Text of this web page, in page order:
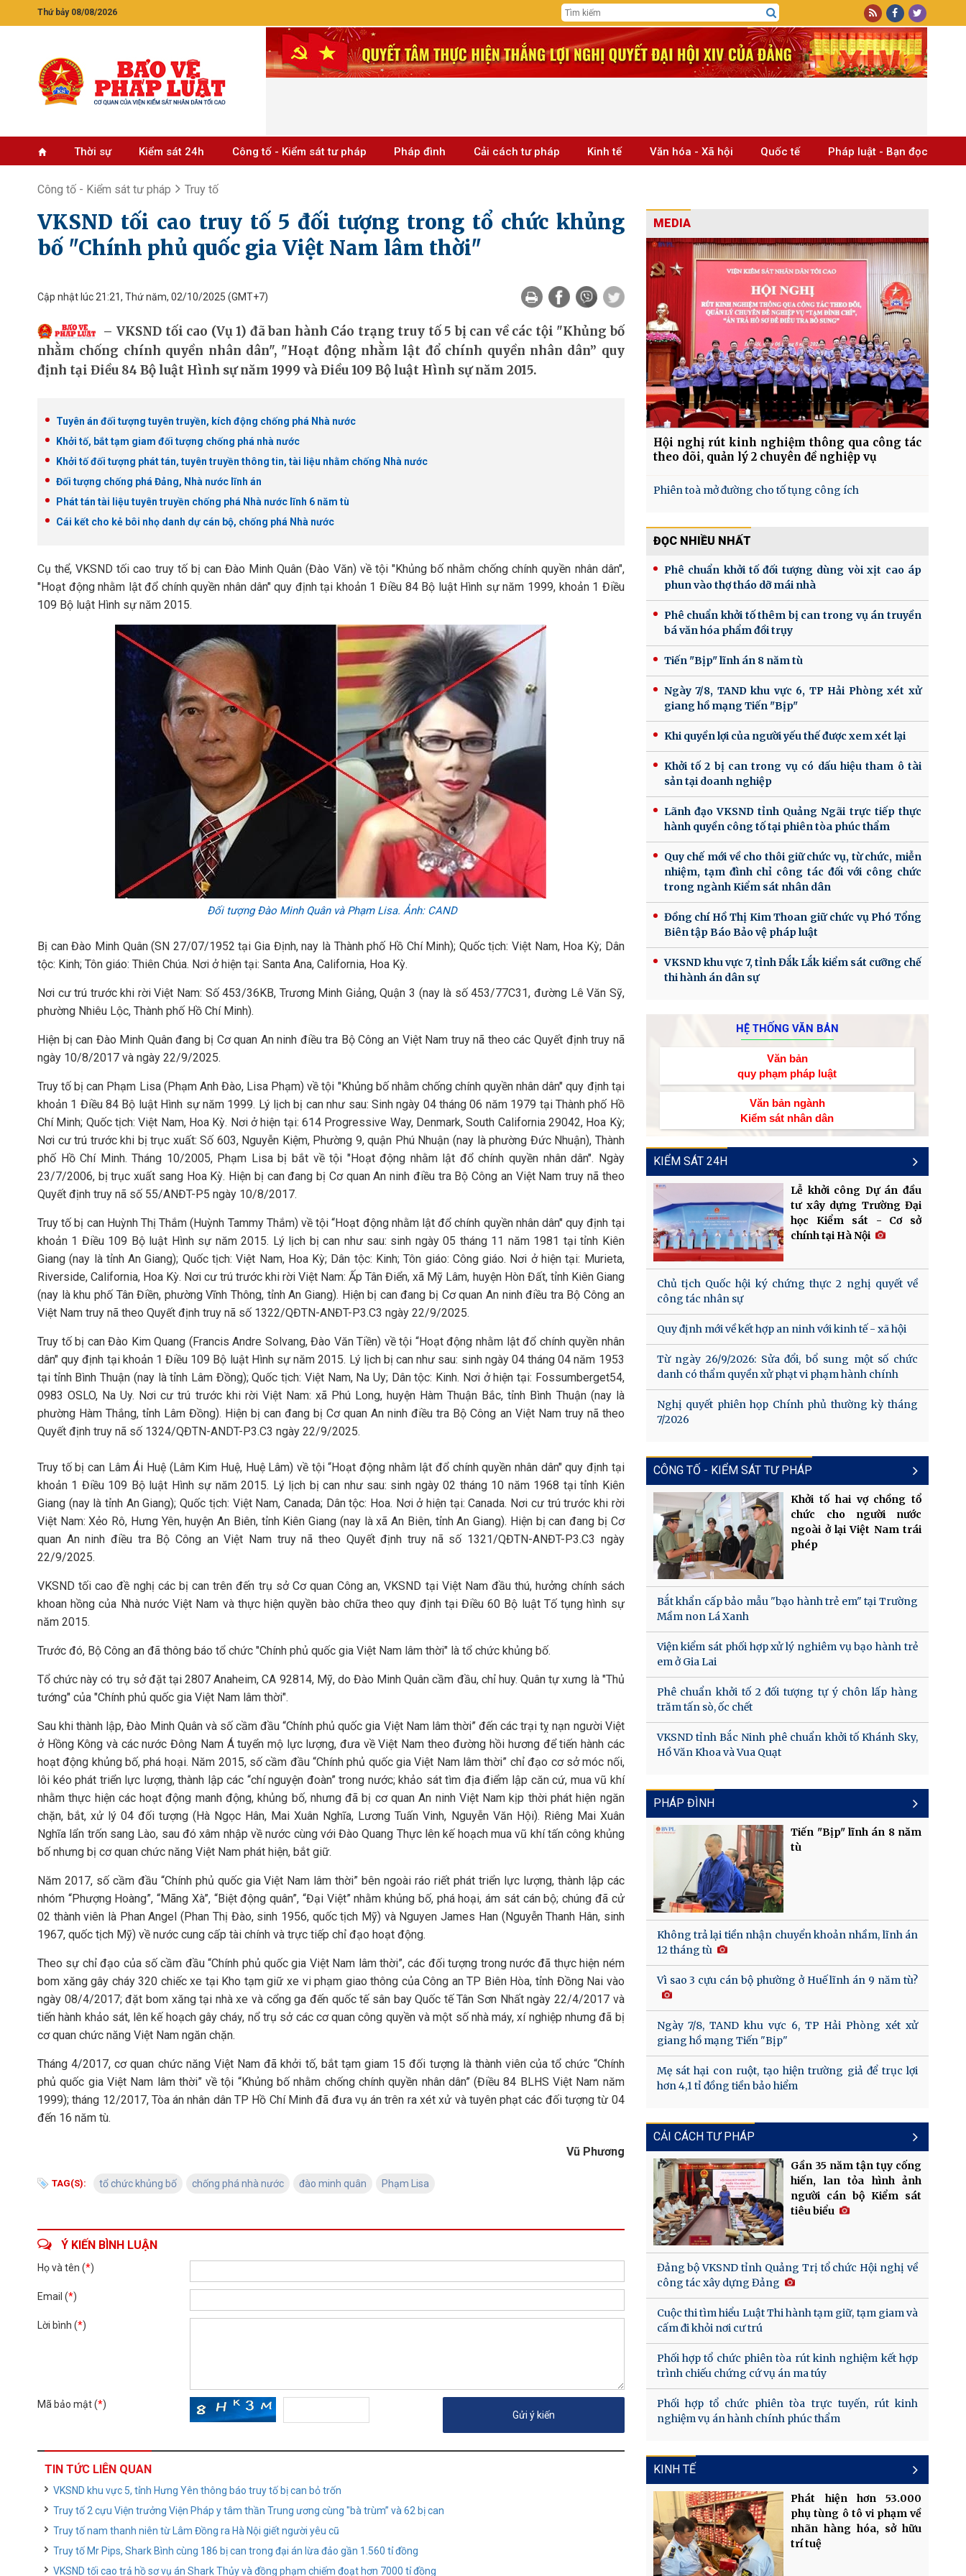
Thứ bảy 08/08/2026
Thời sự Kiểm sát 24h Công tố - Kiểm sát tư pháp Pháp đình Cải cách tư pháp Kinh tế Văn hóa - Xã hội Quốc tế Pháp luật - Bạn đọc
Công tố - Kiểm sát tư pháp Truy tố
VKSND tối cao truy tố 5 đối tượng trong tổ chức khủng
bố "Chính phủ quốc gia Việt Nam lâm thời"
Cập nhật lúc 21:21, Thứ năm, 02/10/2025 (GMT+7)
VKSND tối cao (Vụ 1) đã ban hành Cáo trạng truy tố 5 bị can về các tội "Khủng bố
nhằm chống chính quyền nhân dân", "Hoạt động nhằm lật đổ chính quyền nhân dân” quy
định tại Điều 84 Bộ luật Hình sự năm 1999 và Điều 109 Bộ luật Hình sự năm 2015.
Tuyên án đối tượng tuyên truyền, kích động chống phá Nhà nước
Khởi tố, bắt tạm giam đối tượng chống phá nhà nước
Khởi tố đối tượng phát tán, tuyên truyền thông tin, tài liệu nhằm chống Nhà nước
Đối tượng chống phá Đảng, Nhà nước lĩnh án
Phát tán tài liệu tuyên truyền chống phá Nhà nước lĩnh 6 năm tù
Cái kết cho kẻ bôi nhọ danh dự cán bộ, chống phá Nhà nước
Cụ thể, VKSND tối cao truy tố bị can Đào Minh Quân (Đào Văn) về tội "Khủng bố nhằm chống chính quyền nhân dân",
"Hoạt động nhằm lật đổ chính quyền nhân dân" quy định tại khoản 1 Điều 84 Bộ luật Hình sự năm 1999, khoản 1 Điều
109 Bộ luật Hình sự năm 2015.
Đối tượng Đào Minh Quân và Phạm Lisa. Ảnh: CAND
Bị can Đào Minh Quân (SN 27/07/1952 tại Gia Định, nay là Thành phố Hồ Chí Minh); Quốc tịch: Việt Nam, Hoa Kỳ; Dân
tộc: Kinh; Tôn giáo: Thiên Chúa. Nơi ở hiện tại: Santa Ana, California, Hoa Kỳ.
Nơi cư trú trước khi rời Việt Nam: Số 453/36KB, Trương Minh Giảng, Quận 3 (nay là số 453/77C31, đường Lê Văn Sỹ,
phường Nhiêu Lộc, Thành phố Hồ Chí Minh).
Hiện bị can Đào Minh Quân đang bị Cơ quan An ninh điều tra Bộ Công an Việt Nam truy nã theo các Quyết định truy nã
ngày 10/8/2017 và ngày 22/9/2025.
Truy tố bị can Phạm Lisa (Phạm Anh Đào, Lisa Phạm) về tội "Khủng bố nhằm chống chính quyền nhân dân" quy định tại
khoản 1 Điều 84 Bộ luật Hình sự năm 1999. Lý lịch bị can như sau: Sinh ngày 04 tháng 06 năm 1979 tại Thành phố Hồ
Chí Minh; Quốc tịch: Việt Nam, Hoa Kỳ. Nơi ở hiện tại: 614 Progressive Way, Denmark, South California 29042, Hoa Kỳ;
Nơi cư trú trước khi bị trục xuất: Số 603, Nguyễn Kiệm, Phường 9, quận Phú Nhuận (nay là phường Đức Nhuận), Thành
phố Hồ Chí Minh. Tháng 10/2005, Phạm Lisa bị bắt về tội "Hoạt động nhằm lật đổ chính quyền nhân dân". Ngày
23/7/2006, bị trục xuất sang Hoa Kỳ. Hiện bị can đang bị Cơ quan An ninh điều tra Bộ Công an Việt Nam truy nã theo
Quyết định truy nã số 55/ANĐT-P5 ngày 10/8/2017.
Truy tố bị can Huỳnh Thị Thắm (Huỳnh Tammy Thắm) về tội “Hoạt động nhằm lật đổ chính quyền nhân dân" quy định tại
khoản 1 Điều 109 Bộ luật Hình sự năm 2015. Lý lịch bị can như sau: sinh ngày 05 tháng 11 năm 1981 tại tỉnh Kiên
Giang (nay là tỉnh An Giang); Quốc tịch: Việt Nam, Hoa Kỳ; Dân tộc: Kinh; Tôn giáo: Công giáo. Nơi ở hiện tại: Murieta,
Riverside, California, Hoa Kỳ. Nơi cư trú trước khi rời Việt Nam: Ấp Tân Điển, xã Mỹ Lâm, huyện Hòn Đất, tỉnh Kiên Giang
(nay là khu phố Tân Điền, phường Vĩnh Thông, tỉnh An Giang). Hiện bị can đang bị Cơ quan An ninh điều tra Bộ Công an
Việt Nam truy nã theo Quyết định truy nã số 1322/QĐTN-ANĐT-P3.C3 ngày 22/9/2025.
Truy tố bị can Đào Kim Quang (Francis Andre Solvang, Đào Văn Tiền) về tội “Hoạt động nhằm lật đổ chính quyền nhân
dân" quy định tại khoản 1 Điều 109 Bộ luật Hình sự năm 2015. Lý lịch bị can như sau: sinh ngày 04 tháng 04 năm 1953
tại tỉnh Bình Thuận (nay là tỉnh Lâm Đồng); Quốc tịch: Việt Nam, Na Uy; Dân tộc: Kinh. Nơi ở hiện tại: Fossumberget54,
0983 OSLO, Na Uy. Nơi cư trú trước khi rời Việt Nam: xã Phú Long, huyện Hàm Thuận Bắc, tỉnh Bình Thuận (nay là
phường Hàm Thắng, tỉnh Lâm Đồng). Hiện bị can đang bị Cơ quan An ninh điều tra Bộ Công an Việt Nam truy nã theo
Quyết định truy nã số 1324/QĐTN-ANDT-P3.C3 ngày 22/9/2025.
Truy tố bị can Lâm Ái Huệ (Lâm Kim Huệ, Huệ Lâm) về tội “Hoạt động nhằm lật đổ chính quyền nhân dân" quy định tại
khoản 1 Điều 109 Bộ luật Hình sự năm 2015. Lý lịch bị can như sau: sinh ngày 02 tháng 10 năm 1968 tại tỉnh Kiên
Giang (nay là tỉnh An Giang); Quốc tịch: Việt Nam, Canada; Dân tộc: Hoa. Nơi ở hiện tại: Canada. Nơi cư trú trước khi rời
Việt Nam: Xẻo Rô, Hưng Yên, huyện An Biên, tỉnh Kiên Giang (nay là xã An Biên, tỉnh An Giang). Hiện bị can đang bị Cơ
quan An ninh điều tra Bộ Công an Việt Nam truy nã theo Quyết định truy nã số 1321/QĐTN-ANĐT-P3.C3 ngày
22/9/2025.
VKSND tối cao đề nghị các bị can trên đến trụ sở Cơ quan Công an, VKSND tại Việt Nam đầu thú, hưởng chính sách
khoan hồng của Nhà nước Việt Nam và thực hiện quyền bào chữa theo quy định tại Điều 60 Bộ luật Tố tụng hình sự
năm 2015.
Trước đó, Bộ Công an đã thông báo tổ chức "Chính phủ quốc gia Việt Nam lâm thời" là tổ chức khủng bố.
Tổ chức này có trụ sở đặt tại 2807 Anaheim, CA 92814, Mỹ, do Đào Minh Quân cầm đầu, chỉ huy. Quân tự xưng là "Thủ
tướng" của "Chính phủ quốc gia Việt Nam lâm thời".
Sau khi thành lập, Đào Minh Quân và số cầm đầu “Chính phủ quốc gia Việt Nam lâm thời” đến các trại tỵ nạn người Việt
ở Hồng Kông và các nước Đông Nam Á tuyển mộ lực lượng, đưa về Việt Nam theo đường hồi hương để tiến hành các
hoạt động khủng bố, phá hoại. Năm 2015, số cầm đầu “Chính phủ quốc gia Việt Nam lâm thời” chỉ đạo cơ sở móc nối,
lôi kéo phát triển lực lượng, thành lập các “chí nguyện đoàn” trong nước; khảo sát tìm địa điểm lập căn cứ, mua vũ khí
nhằm thực hiện các hoạt động manh động, khủng bố, nhưng đã bị cơ quan An ninh Việt Nam kịp thời phát hiện ngăn
chặn, bắt, xử lý 04 đối tượng (Hà Ngọc Hân, Mai Xuân Nghĩa, Lương Tuấn Vinh, Nguyễn Văn Hội). Riêng Mai Xuân
Nghĩa lẩn trốn sang Lào, sau đó xâm nhập về nước cùng với Đào Quang Thực lên kế hoạch mua vũ khí tấn công khủng
bố nhưng bị cơ quan chức năng Việt Nam phát hiện, bắt giữ.
Năm 2017, số cầm đầu “Chính phủ quốc gia Việt Nam lâm thời” bên ngoài ráo riết phát triển lực lượng, thành lập các
nhóm “Phượng Hoàng”, “Mãng Xà”, “Biệt động quân”, “Đại Việt” nhằm khủng bố, phá hoại, ám sát cán bộ; chúng đã cử
02 thành viên là Phan Angel (Phan Thị Đào, sinh 1956, quốc tịch Mỹ) và Nguyen James Han (Nguyễn Thanh Hân, sinh
1967, quốc tịch Mỹ) về nước cung cấp tài chính và trực tiếp chỉ đạo hoạt động.
Theo sự chỉ đạo của số cầm đầu “Chính phủ quốc gia Việt Nam lâm thời”, các đối tượng trong nước đã thực hiện ném
bom xăng gây cháy 320 chiếc xe tại Kho tạm giữ xe vi phạm giao thông của Công an TP Biên Hòa, tỉnh Đồng Nai vào
ngày 08/4/2017; đặt bom xăng tại nhà xe và cổng ga đến quốc tế sân bay Quốc tế Tân Sơn Nhất ngày 22/4/2017 và
tiến hành khảo sát, lên kế hoạch gây cháy, nổ trụ sở các cơ quan công quyền và một số nhà máy, xí nghiệp nhưng đã bị
cơ quan chức năng Việt Nam ngăn chặn.
Tháng 4/2017, cơ quan chức năng Việt Nam đã khởi tố, bắt tạm giam 15 đối tượng là thành viên của tổ chức “Chính
phủ quốc gia Việt Nam lâm thời” về tội “Khủng bố nhằm chống chính quyền nhân dân” (Điều 84 BLHS Việt Nam năm
1999); tháng 12/2017, Tòa án nhân dân TP Hồ Chí Minh đã đưa vụ án trên ra xét xử và tuyên phạt các đối tượng từ 04
đến 16 năm tù.
Vũ Phương
TAG(S): tổ chức khủng bố chống phá nhà nước đào minh quân Phạm Lisa
Ý KIẾN BÌNH LUẬN
Họ và tên (*)
Email (*)
Lời bình (*)
Mã bảo mật (*)
TIN TỨC LIÊN QUAN
VKSND khu vực 5, tỉnh Hưng Yên thông báo truy tố bị can bỏ trốn
Truy tố 2 cựu Viện trưởng Viện Pháp y tâm thần Trung ương cùng "bà trùm” và 62 bị can
Truy tố nam thanh niên từ Lâm Đồng ra Hà Nội giết người yêu cũ
Truy tố Mr Pips, Shark Bình cùng 186 bị can trong đại án lừa đảo gần 1.560 tỉ đồng
VKSND tối cao trả hồ sơ vụ án Shark Thủy và đồng phạm chiếm đoạt hơn 7000 tỉ đồng
MEDIA
Hội nghị rút kinh nghiệm thông qua công tác
theo dõi, quản lý 2 chuyên đề nghiệp vụ
Phiên toà mở đường cho tố tụng công ích
ĐỌC NHIỀU NHẤT
Phê chuẩn khởi tố đối tượng dùng vòi xịt cao áp
phun vào thợ tháo dỡ mái nhà
Phê chuẩn khởi tố thêm bị can trong vụ án truyền
bá văn hóa phẩm đồi trụy
Tiến "Bịp" lĩnh án 8 năm tù
Ngày 7/8, TAND khu vực 6, TP Hải Phòng xét xử
giang hồ mạng Tiến "Bịp"
Khi quyền lợi của người yếu thế được xem xét lại
Khởi tố 2 bị can trong vụ có dấu hiệu tham ô tài
sản tại doanh nghiệp
Lãnh đạo VKSND tỉnh Quảng Ngãi trực tiếp thực
hành quyền công tố tại phiên tòa phúc thẩm
Quy chế mới về cho thôi giữ chức vụ, từ chức, miễn
nhiệm, tạm đình chỉ công tác đối với công chức
trong ngành Kiểm sát nhân dân
Đồng chí Hồ Thị Kim Thoan giữ chức vụ Phó Tổng
Biên tập Báo Bảo vệ pháp luật
VKSND khu vực 7, tỉnh Đắk Lắk kiểm sát cưỡng chế
thi hành án dân sự
HỆ THỐNG VĂN BẢN
Văn bản
quy phạm pháp luật
Văn bản ngành
Kiểm sát nhân dân
KIỂM SÁT 24H
Lễ khởi công Dự án đầu
tư xây dựng Trường Đại
học Kiểm sát - Cơ sở
chính tại Hà Nội
Chủ tịch Quốc hội ký chứng thực 2 nghị quyết về
công tác nhân sự
Quy định mới về kết hợp an ninh với kinh tế - xã hội
Từ ngày 26/9/2026: Sửa đổi, bổ sung một số chức
danh có thẩm quyền xử phạt vi phạm hành chính
Nghị quyết phiên họp Chính phủ thường kỳ tháng
7/2026
CÔNG TỐ - KIỂM SÁT TƯ PHÁP
Khởi tố hai vợ chồng tổ
chức cho người nước
ngoài ở lại Việt Nam trái
phép
Bắt khẩn cấp bảo mẫu "bạo hành trẻ em" tại Trường
Mầm non Lá Xanh
Viện kiểm sát phối hợp xử lý nghiêm vụ bạo hành trẻ
em ở Gia Lai
Phê chuẩn khởi tố 2 đối tượng tự ý chôn lấp hàng
trăm tấn sò, ốc chết
VKSND tỉnh Bắc Ninh phê chuẩn khởi tố Khánh Sky,
Hồ Văn Khoa và Vua Quạt
PHÁP ĐÌNH
Tiến "Bịp" lĩnh án 8 năm
tù
Không trả lại tiền nhận chuyển khoản nhầm, lĩnh án
12 tháng tù
Vì sao 3 cựu cán bộ phường ở Huế lĩnh án 9 năm tù?
Ngày 7/8, TAND khu vực 6, TP Hải Phòng xét xử
giang hồ mạng Tiến "Bịp"
Mẹ sát hại con ruột, tạo hiện trường giả để trục lợi
hơn 4,1 tỉ đồng tiền bảo hiểm
CẢI CÁCH TƯ PHÁP
Gần 35 năm tận tụy cống
hiến, lan tỏa hình ảnh
người cán bộ Kiểm sát
tiêu biểu
Đảng bộ VKSND tỉnh Quảng Trị tổ chức Hội nghị về
công tác xây dựng Đảng
Cuộc thi tìm hiểu Luật Thi hành tạm giữ, tạm giam và
cấm đi khỏi nơi cư trú
Phối hợp tổ chức phiên tòa rút kinh nghiệm kết hợp
trình chiếu chứng cứ vụ án ma túy
Phối hợp tổ chức phiên tòa trực tuyến, rút kinh
nghiệm vụ án hành chính phúc thẩm
KINH TẾ
Phát hiện hơn 53.000
phụ tùng ô tô vi phạm về
nhãn hàng hóa, sở hữu
trí tuệ